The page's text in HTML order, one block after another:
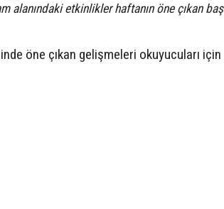
etkinlikler haftanın öne çıkan
öne çıkan gelişmeleri okuyucuları